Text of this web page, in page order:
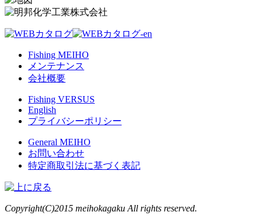
Fishing MEIHO
メンテナンス
会社概要
Fishing VERSUS
English
プライバシーポリシー
General MEIHO
お問い合わせ
特定商取引法に基づく表記
Copyright(C)2015 meihokagaku All rights reserved.